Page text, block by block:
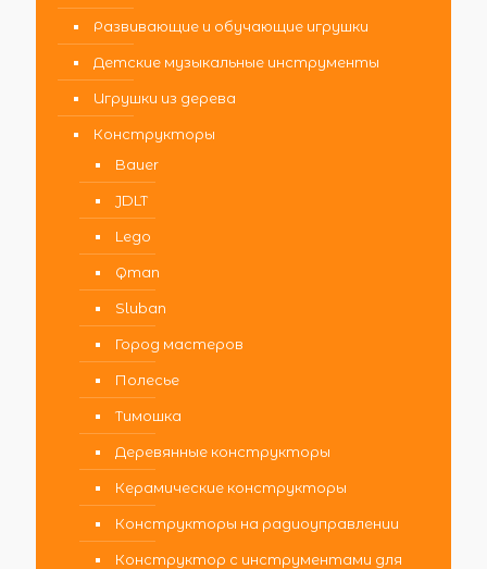
Развивающие и обучающие игрушки
Детские музыкальные инструменты
Игрушки из дерева
Конструкторы
Bauer
JDLT
Lego
Qman
Sluban
Город мастеров
Полесье
Тимошка
Деревянные конструкторы
Керамические конструкторы
Конструкторы на радиоуправлении
Конструктор с инструментами для